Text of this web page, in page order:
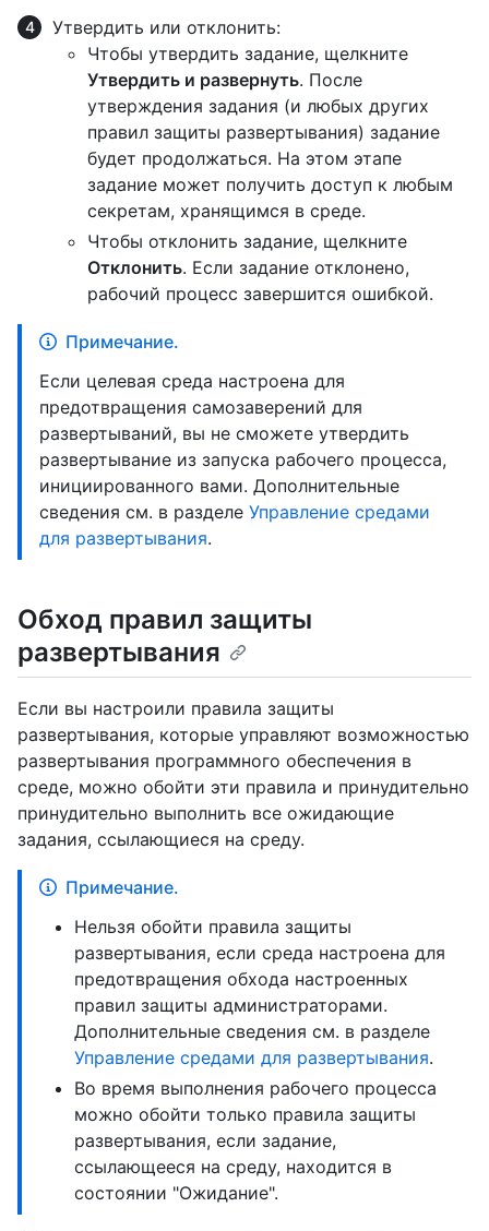
Утвердить или отклонить:
Чтобы утвердить задание, щелкните
Утвердить и развернуть. После
утверждения задания (и любых других
правил защиты развертывания) задание
будет продолжаться. На этом этапе
задание может получить доступ к любым
секретам, хранящимся в среде.
Чтобы отклонить задание, щелкните
Отклонить. Если задание отклонено,
рабочий процесс завершится ошибкой.
Примечание.
Если целевая среда настроена для
предотвращения самозаверений для
развертываний, вы не сможете утвердить
развертывание из запуска рабочего процесса,
инициированного вами. Дополнительные
сведения см. в разделе Управление средами
для развертывания.
Обход правил защиты
развертывания
Если вы настроили правила защиты
развертывания, которые управляют возможностью
развертывания программного обеспечения в
среде, можно обойти эти правила и принудительно
принудительно выполнить все ожидающие
задания, ссылающиеся на среду.
Примечание.
Нельзя обойти правила защиты
развертывания, если среда настроена для
предотвращения обхода настроенных
правил защиты администраторами.
Дополнительные сведения см. в разделе
Управление средами для развертывания.
Во время выполнения рабочего процесса
можно обойти только правила защиты
развертывания, если задание,
ссылающееся на среду, находится в
состоянии "Ожидание".